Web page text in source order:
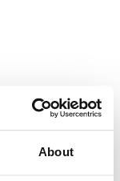
About